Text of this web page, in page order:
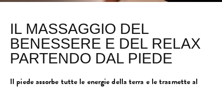
IL MASSAGGIO DEL
BENESSERE E DEL RELAX
PARTENDO DAL PIEDE
Il piede assorbe tutte le energie della terra e le trasmette al